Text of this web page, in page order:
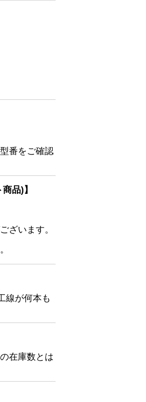
番をご確認
品)】
ざいます。
線が何本も
在庫数とは